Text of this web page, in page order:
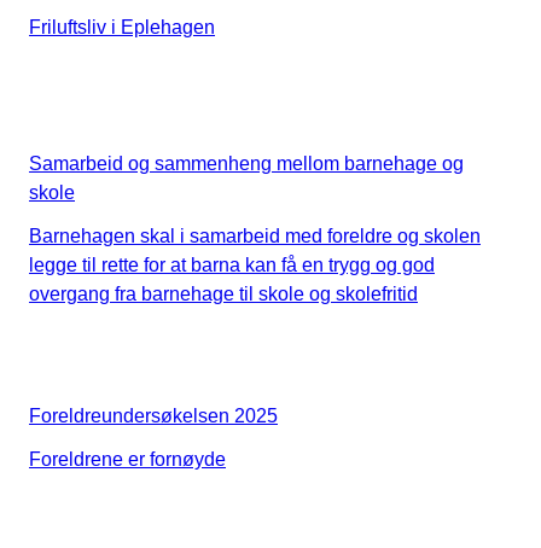
Friluftsliv i Eplehagen
Samarbeid og sammenheng mellom barnehage og
skole
Barnehagen skal i samarbeid med foreldre og skolen
legge til rette for at barna kan få en trygg og god
overgang fra barnehage til skole og skolefritid
Foreldreundersøkelsen 2025
Foreldrene er fornøyde